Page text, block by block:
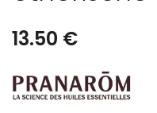
13.50 €